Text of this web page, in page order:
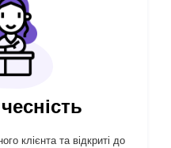
клієнта та відкриті до